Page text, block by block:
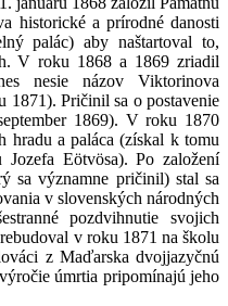
historické a prírodné danosti
palác) aby naštartoval to,
V roku 1868 a 1869 zriadil
nesie názov Viktorinova
1871). Pričinil sa o postavenie
1869). V roku 1870
hradu a paláca (získal k tomu
Eötvösa). Po založení
sa významne pričinil) stal sa
v slovenských národných
pozdvihnutie svojich
v roku 1871 na školu
z Maďarska dvojjazyčnú
úmrtia pripomínajú jeho